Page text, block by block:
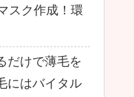
スク作成！環
だけで薄毛を
にはバイタル